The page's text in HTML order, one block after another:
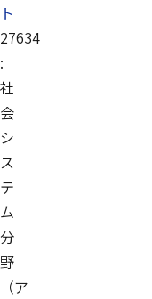
ト
27634
:
社
会
シ
ス
テ
ム
分
野
（ア